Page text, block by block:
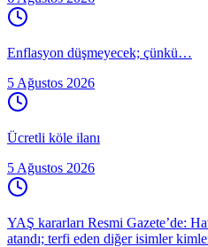
Enflasyon düşmeyecek; çünkü…
5 Ağustos 2026
Ücretli köle ilanı
5 Ağustos 2026
YAŞ kararları Resmi Gazete’de:
atandı; terfi eden diğer isimler